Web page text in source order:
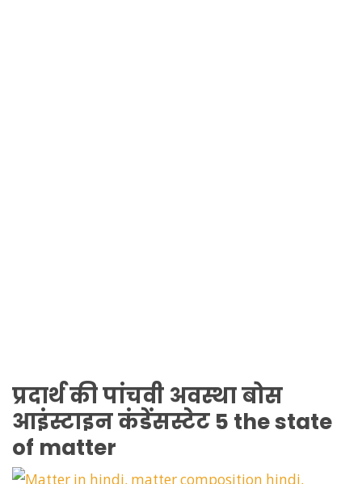
प्रदार्थ की पांचवी अवस्था बोस
आइंस्टाइन कंडेंसस्टेट 5 the state
of matter